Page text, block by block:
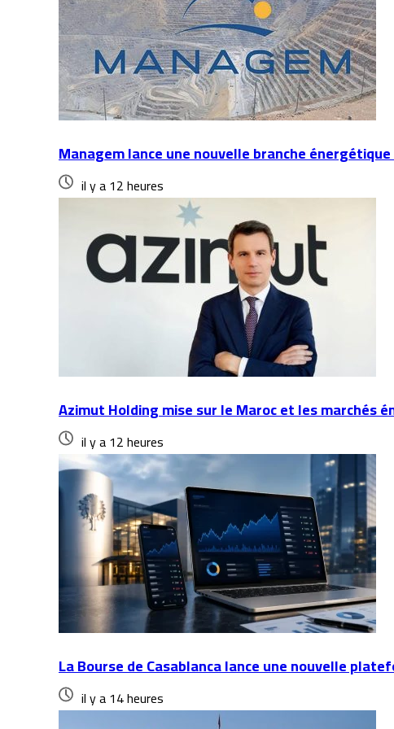
Managem lance une nouvelle branche
il y a 12 heures
Azimut Holding mise sur le Maroc et les marchés
il y a 12 heures
La Bourse de Casablanca lance une nouvelle
il y a 14 heures